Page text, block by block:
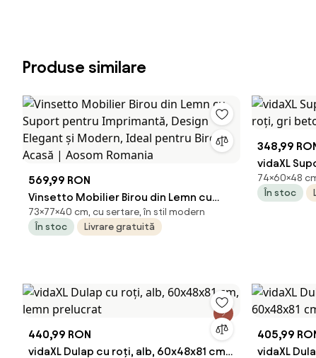
Produse similare
569,99 RON
Vinsetto Mobilier Birou din Lemn cu
Suport pentru Imprimantă, Design
Elegant și Modern, Ideal pentru Birou
73×77×40 cm, cu sertare, în stil modern
În stoc
Livrare gratuită
348,99
vidaXL
roți, gri
74×60×48
În stoc
440,99 RON
vidaXL Dulap cu roți, alb, 60x48x81 cm,
405,99
vidaXL